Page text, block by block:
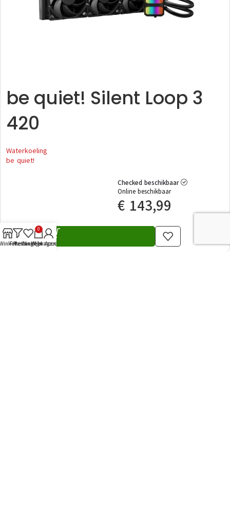
be quiet! Silent Loop 3
420
Waterkoeling
be quiet!
Checked beschikbaar
Online beschikbaar
€ 143,99
Filters
Verlanglijst
0
Winkelwagen
Mijn Account